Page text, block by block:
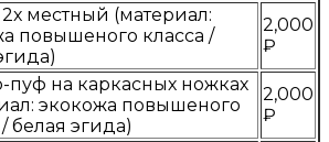
местный (материал:
повышеного класса /
2,000
₽
пуф на каркасных ножках
экокожа повышеного
белая эгида)
2,000
₽